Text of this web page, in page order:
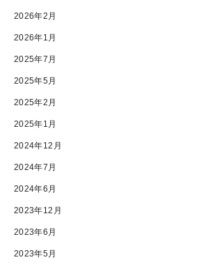
2026年2月
2026年1月
2025年7月
2025年5月
2025年2月
2025年1月
2024年12月
2024年7月
2024年6月
2023年12月
2023年6月
2023年5月